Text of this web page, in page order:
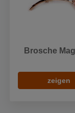
Brosche
zeigen